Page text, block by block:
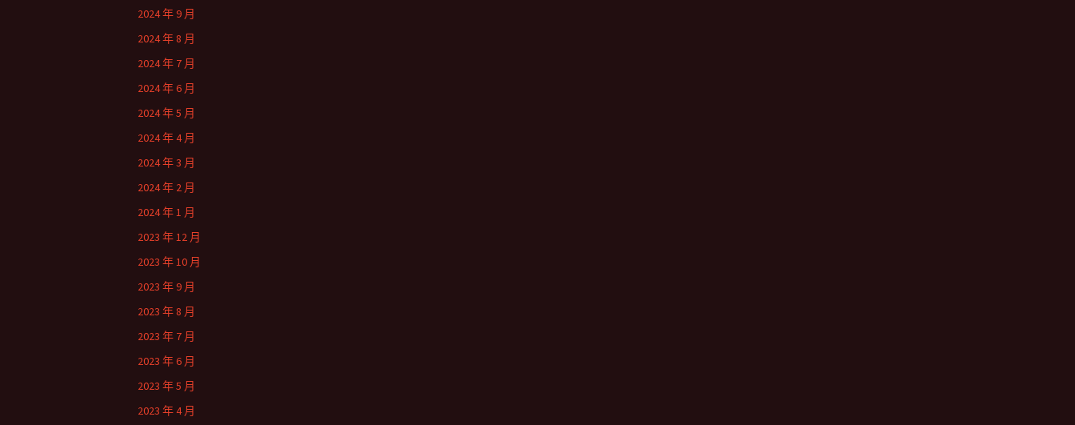
2024 年 9 月
2024 年 8 月
2024 年 7 月
2024 年 6 月
2024 年 5 月
2024 年 4 月
2024 年 3 月
2024 年 2 月
2024 年 1 月
2023 年 12 月
2023 年 10 月
2023 年 9 月
2023 年 8 月
2023 年 7 月
2023 年 6 月
2023 年 5 月
2023 年 4 月